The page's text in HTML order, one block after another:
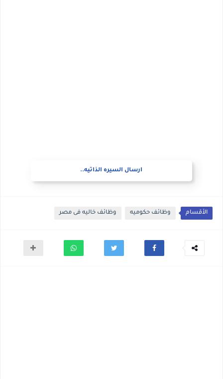
ارسال السيره الذاتيه..
الأقسام وظائف حكوميه وظائف خاليه فى مصر